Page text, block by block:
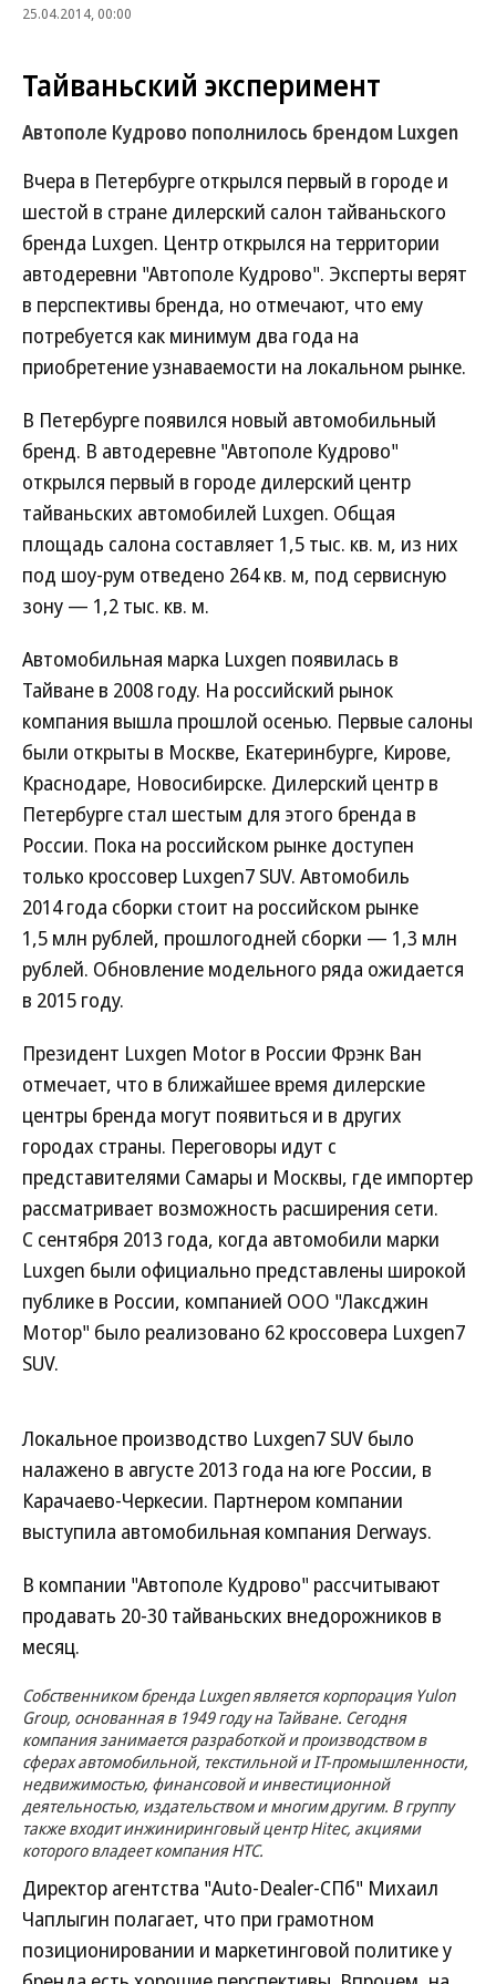
25.04.2014, 00:00
Тайваньский эксперимент
Автополе Кудрово пополнилось брендом Luxgen
Вчера в Петербурге открылся первый в городе и
шестой в стране дилерский салон тайваньского
бренда Luxgen. Центр открылся на территории
автодеревни "Автополе Кудрово". Эксперты верят
в перспективы бренда, но отмечают, что ему
потребуется как минимум два года на
приобретение узнаваемости на локальном рынке.
В Петербурге появился новый автомобильный
бренд. В автодеревне "Автополе Кудрово"
открылся первый в городе дилерский центр
тайваньских автомобилей Luxgen. Общая
площадь салона составляет 1,5 тыс. кв. м, из них
под шоу-рум отведено 264 кв. м, под сервисную
зону — 1,2 тыс. кв. м.
Автомобильная марка Luxgen появилась в
Тайване в 2008 году. На российский рынок
компания вышла прошлой осенью. Первые салоны
были открыты в Москве, Екатеринбурге, Кирове,
Краснодаре, Новосибирске. Дилерский центр в
Петербурге стал шестым для этого бренда в
России. Пока на российском рынке доступен
только кроссовер Luxgen7 SUV. Автомобиль
2014 года сборки стоит на российском рынке
1,5 млн рублей, прошлогодней сборки — 1,3 млн
рублей. Обновление модельного ряда ожидается
в 2015 году.
Президент Luxgen Motor в России Фрэнк Ван
отмечает, что в ближайшее время дилерские
центры бренда могут появиться и в других
городах страны. Переговоры идут с
представителями Самары и Москвы, где импортер
рассматривает возможность расширения сети.
С сентября 2013 года, когда автомобили марки
Luxgen были официально представлены широкой
публике в России, компанией ООО "Лаксджин
Мотор" было реализовано 62 кроссовера Luxgen7
SUV.
Локальное производство Luxgen7 SUV было
налажено в августе 2013 года на юге России, в
Карачаево-Черкесии. Партнером компании
выступила автомобильная компания Derways.
В компании "Автополе Кудрово" рассчитывают
продавать 20-30 тайваньских внедорожников в
месяц.
Собственником бренда Luxgen является корпорация Yulon
Group, основанная в 1949 году на Тайване. Сегодня
компания занимается разработкой и производством в
сферах автомобильной, текстильной и IT-промышленности,
недвижимостью, финансовой и инвестиционной
деятельностью, издательством и многим другим. В группу
также входит инжиниринговый центр Hitec, акциями
которого владеет компания HTC.
Директор агентства "Auto-Dealer-СПб" Михаил
Чаплыгин полагает, что при грамотном
позиционировании и маркетинговой политике у